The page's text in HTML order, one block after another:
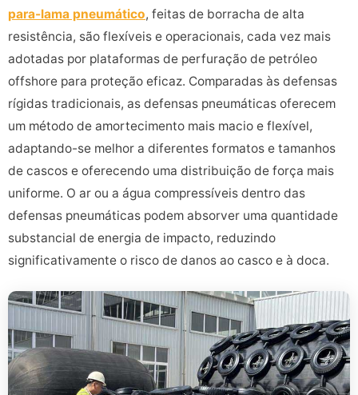
para-lama pneumático, feitas de borracha de alta
resistência, são flexíveis e operacionais, cada vez mais
adotadas por plataformas de perfuração de petróleo
offshore para proteção eficaz. Comparadas às defensas
rígidas tradicionais, as defensas pneumáticas oferecem
um método de amortecimento mais macio e flexível,
adaptando-se melhor a diferentes formatos e tamanhos
de cascos e oferecendo uma distribuição de força mais
uniforme. O ar ou a água compressíveis dentro das
defensas pneumáticas podem absorver uma quantidade
substancial de energia de impacto, reduzindo
significativamente o risco de danos ao casco e à doca.